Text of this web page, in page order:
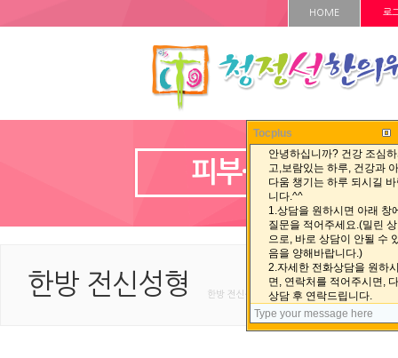
HOME 로
피부·성형 클리닉
한방 전신성형 한방 전신성형 < 피부·성형 클리닉 < HOME
Tocplus